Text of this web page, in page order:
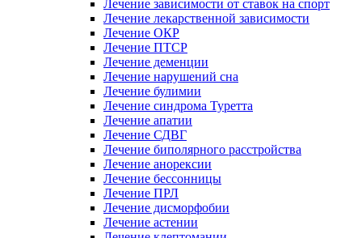
Лечение зависимости от ставок на спорт
Лечение лекарственной зависимости
Лечение ОКР
Лечение ПТСР
Лечение деменции
Лечение нарушений сна
Лечение булимии
Лечение синдрома Туретта
Лечение апатии
Лечение СДВГ
Лечение биполярного расстройства
Лечение анорексии
Лечение бессонницы
Лечение ПРЛ
Лечение дисморфобии
Лечение астении